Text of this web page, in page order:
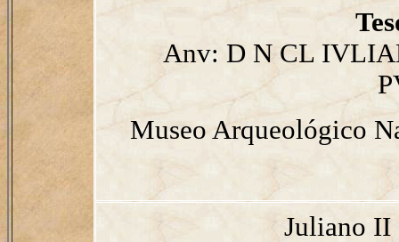
Anv: D N CL
Museo Arqueológico
Juliano II